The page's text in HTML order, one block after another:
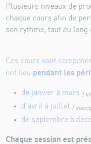
Plusieurs niveaux de
chaque cours afin de
son rythme, tout au long
Ces cours sont
ont lieu pendant les
de janvier à mars |
d'avril à juillet |
de septembre à
Chaque session est